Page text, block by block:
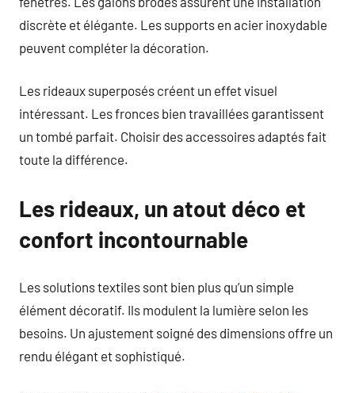
discrète et élégante. Les supports en acier inoxydable
peuvent compléter la décoration.
Les rideaux superposés créent un effet visuel
intéressant. Les fronces bien travaillées garantissent
un tombé parfait. Choisir des accessoires adaptés fait
toute la différence.
Les rideaux, un atout déco et
confort incontournable
Les solutions textiles sont bien plus qu’un simple
élément décoratif. Ils modulent la lumière selon les
besoins. Un ajustement soigné des dimensions offre un
rendu élégant et sophistiqué.